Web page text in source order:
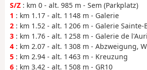
S/Z : km 0 - alt. 985 m - Sem (Parkplatz)
1 : km 1.17 - alt. 1 148 m - Galerie
2 : km 1.52 - alt. 1 206 m - Galerie Sainte-
3 : km 1.76 - alt. 1 258 m - Galerie de
4 : km 2.07 - alt. 1 308 m - Abzweigung,
5 : km 2.94 - alt. 1 463 m - Kreuzung
6 : km 3.42 - alt. 1 508 m - GR10